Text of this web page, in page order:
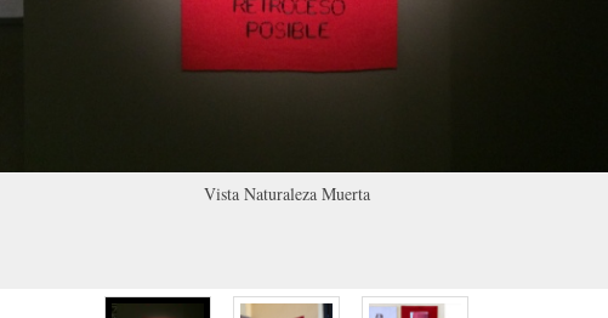
Vista Naturaleza Muerta